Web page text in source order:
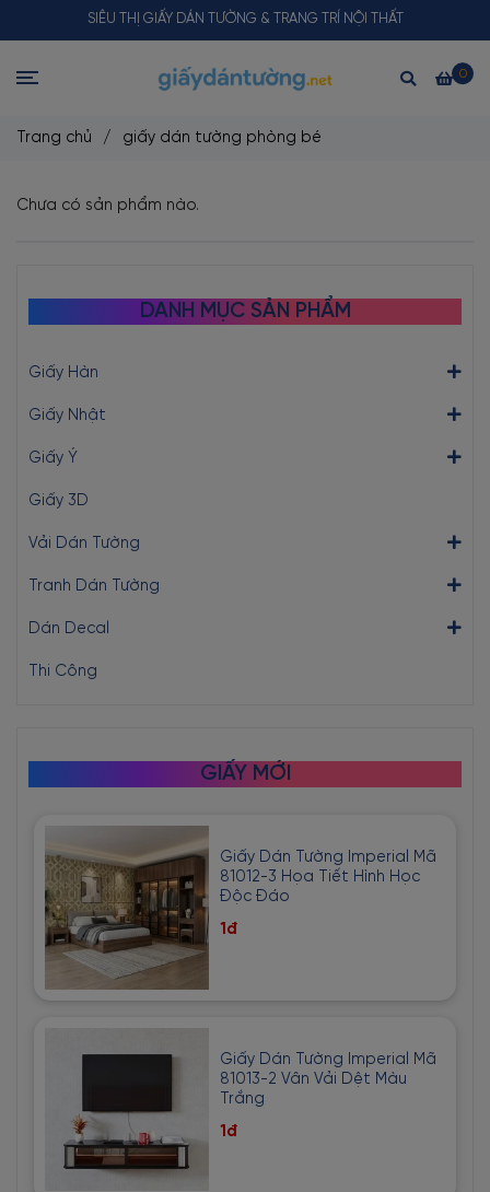
SIÊU THỊ GIẤY DÁN TƯỜNG & TRANG TRÍ NỘI THẤT
0
Trang chủ / giấy dán tường phòng bé
Chưa có sản phẩm nào.
DANH MỤC SẢN PHẨM
Giấy Hàn
Giấy Nhật
Giấy Ý
Giấy 3D
Vải Dán Tường
Tranh Dán Tường
Dán Decal
Thi Công
GIẤY MỚI
Giấy Dán Tường Imperial Mã
81012-3 Họa Tiết Hình Học
Độc Đáo
1đ
Giấy Dán Tường Imperial Mã
81013-2 Vân Vải Dệt Màu
Trắng
1đ